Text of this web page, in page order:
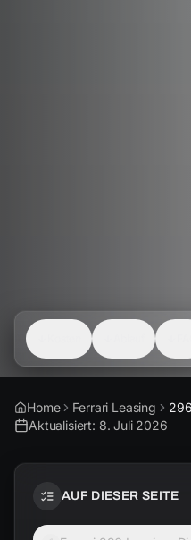
Home Ferrari Leasing
Aktualisiert: 8. Juli 2026
AUF DIESER SEITE